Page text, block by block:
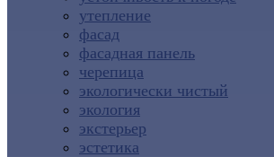
утепление
фасад
фасадная панель
черепица
экологически чистый
экология
экстерьер
эстетика